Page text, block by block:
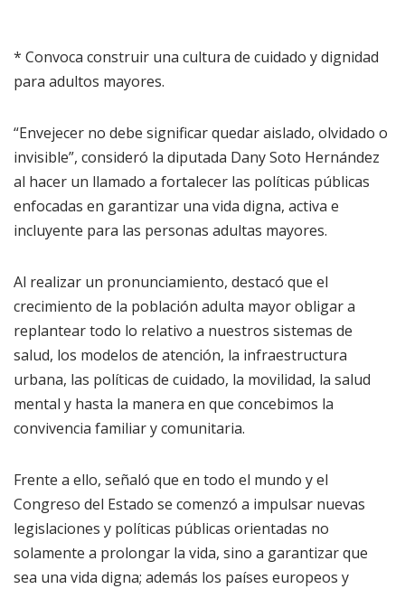
* Convoca construir una cultura de cuidado y dignidad
para adultos mayores.
“Envejecer no debe significar quedar aislado, olvidado o
invisible”, consideró la diputada Dany Soto Hernández
al hacer un llamado a fortalecer las políticas públicas
enfocadas en garantizar una vida digna, activa e
incluyente para las personas adultas mayores.
Al realizar un pronunciamiento, destacó que el
crecimiento de la población adulta mayor obligar a
replantear todo lo relativo a nuestros sistemas de
salud, los modelos de atención, la infraestructura
urbana, las políticas de cuidado, la movilidad, la salud
mental y hasta la manera en que concebimos la
convivencia familiar y comunitaria.
Frente a ello, señaló que en todo el mundo y el
Congreso del Estado se comenzó a impulsar nuevas
legislaciones y políticas públicas orientadas no
solamente a prolongar la vida, sino a garantizar que
sea una vida digna; además los países europeos y